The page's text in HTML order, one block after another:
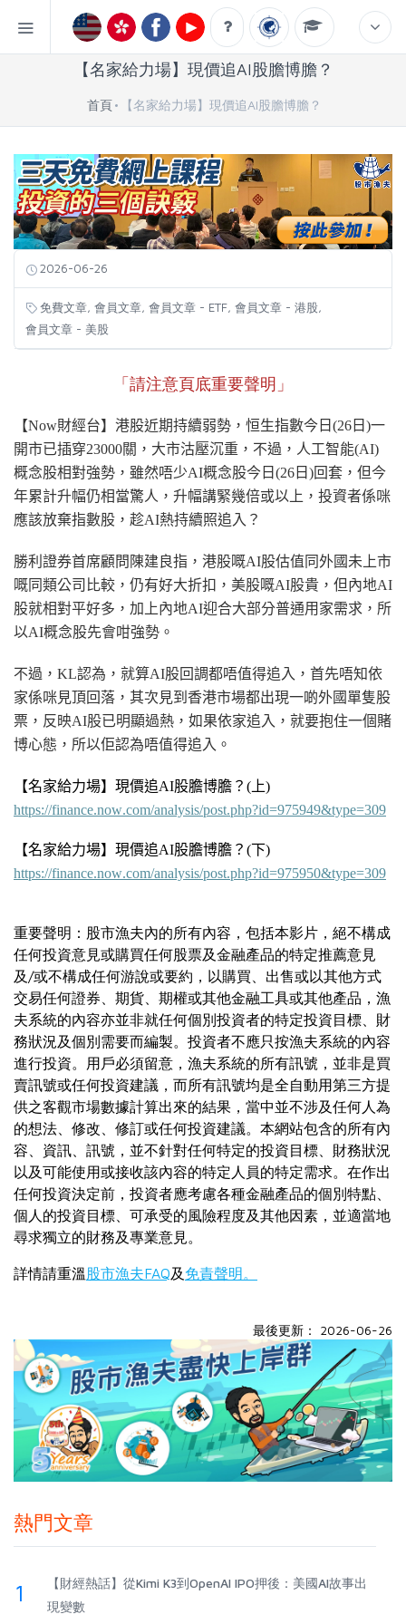
【名家給力場】現價追AI股膽博膽？
首頁 【名家給力場】現價追AI股膽博膽？
2026-06-26
免費文章 會員文章 會員文章 - ETF 會員文章 - 港股
會員文章 - 美股
「請注意頁底重要聲明」
【Now財經台】港股近期持續弱勢，恒生指數今日 (26日 )一
開市已插穿23000關，大市沽壓沉重，不過，人工智能(AI)
概念股相對強勢，雖然唔少AI概念股今日 (26日 )回套，但今
年累計升幅仍相當驚人，升幅講緊幾倍或以上，投資者係咪
應該放棄指數股，趁AI熱持續照追入？
勝利證券首席顧問陳建良指，港股嘅AI股估值同外國未上市
嘅同類公司比較，仍有好大折扣，美股嘅AI股貴，但內地AI
股就相對平好多，加上內地AI迎合大部分普通用家需求，所
以AI概念股先會咁強勢。
不過，KL認為，就算AI股回調都唔值得追入，首先唔知依
家係咪見頂回落，其次見到香港市場都出現一啲外國 單隻股
票 ，反映AI股已明顯過熱，如果依家追入，就要抱住一個賭
博心態，所以佢認為唔值得追入。
【名家給力場】現價追AI股膽博膽？ (上)
https://finance.now.com/analysis/post.php?id=975949&type=309
【名家給力場】現價追AI股膽博膽？ (下)
https://finance.now.com/analysis/post.php?id=975950&type=309
重要聲明：股市漁夫內的所有內容，包括本影片，絕不構成
任何投資意見或購買任何股票及金融產品的特定推薦意見
及/或不構成任何游說或要約，以購買、出售或以其他方式
交易任何證券、期貨、期權或其他金融工具或其他產品，漁
夫系統的內容亦並非就任何個別投資者的特定投資目標、財
務狀況及個別需要而編製。投資者不應只按漁夫系統的內容
進行投資。用戶必須留意，漁夫系統的所有訊號，並非是買
賣訊號或任何投資建議，而所有訊號均是全自動用第三方提
供之客觀市場數據計算出來的結果，當中並不涉及任何人為
的想法、修改、修訂或任何投資建議。本網站包含的所有內
容、資訊、訊號，並不針對任何特定的投資目標、財務狀況
以及可能使用或接收該內容的特定人員的特定需求。在作出
任何投資決定前，投資者應考慮各種金融產品的個別特點、
個人的投資目標、可承受的風險程度及其他因素，並適當地
尋求獨立的財務及專業意見。
詳情請重溫 股市漁夫FAQ及 免責聲明。
最後更新： 2026-06-26
熱門文章
1
【財經熱話】從Kimi K3到OpenAI IPO押後：美國AI故事出
現變數